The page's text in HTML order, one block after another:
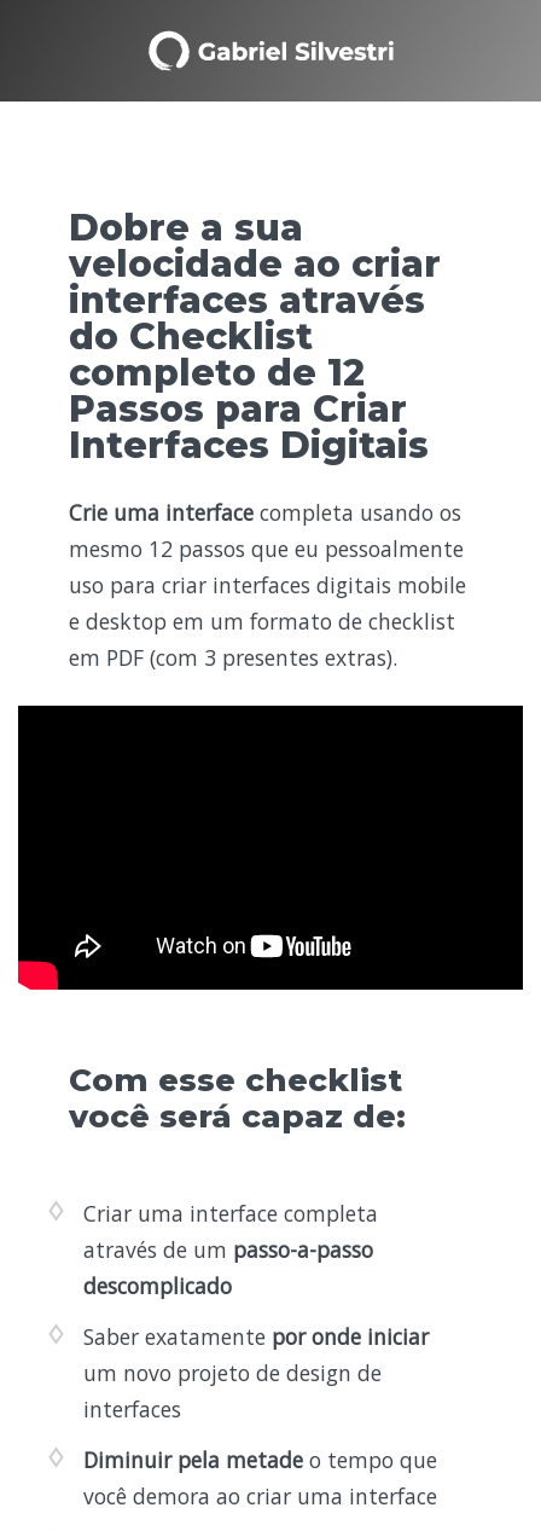
Dobre a sua
velocidade ao criar
interfaces através
do Checklist
completo de 12
Passos para Criar
Interfaces Digitais
Crie uma interface completa usando os
mesmo 12 passos que eu pessoalmente
uso para criar interfaces digitais mobile
e desktop em um formato de checklist
em PDF (com 3 presentes extras).
Com esse checklist
você será capaz de:
Criar uma interface completa
através de um passo-a-passo
descomplicado
Saber exatamente por onde iniciar
um novo projeto de design de
interfaces
Diminuir pela metade o tempo que
você demora ao criar uma interface